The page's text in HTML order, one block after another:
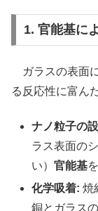
1. 官能基に
ガラスの表面
る反応性に富ん
ナノ粒子の
ラス表面の
い）官能基
化学吸着: 焼
銅とガラス